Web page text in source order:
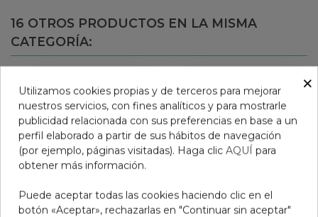
16 OTROS PRODUCTOS EN LA MISMA
CATEGORÍA:
×
Utilizamos cookies propias y de terceros para mejorar
nuestros servicios, con fines analíticos y para mostrarle
publicidad relacionada con sus preferencias en base a un
perfil elaborado a partir de sus hábitos de navegación
(por ejemplo, páginas visitadas). Haga clic AQUÍ para
obtener más información.
Puede aceptar todas las cookies haciendo clic en el
botón «Aceptar», rechazarlas en "Continuar sin aceptar"